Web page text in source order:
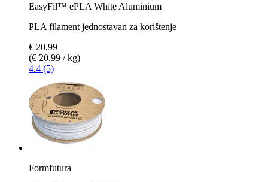
EasyFil™ ePLA White Aluminium
PLA filament jednostavan za korištenje
€ 20,99
(€ 20,99 / kg)
4.4 (5)
Formfutura